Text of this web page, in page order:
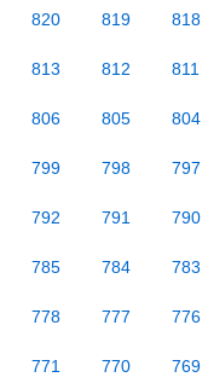
820 819 818
813 812 811
806 805 804
799 798 797
792 791 790
785 784 783
778 777 776
771 770 769